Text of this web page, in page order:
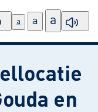
a a a
en